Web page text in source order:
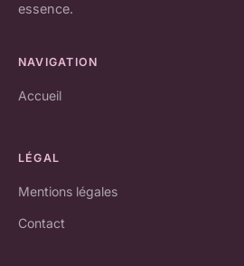
essence.
NAVIGATION
Accueil
LÉGAL
Mentions légales
Contact